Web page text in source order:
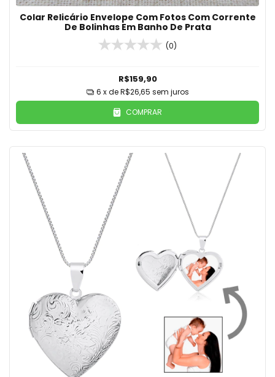
Colar Relicário Envelope Com Fotos Com Corrente
De Bolinhas Em Banho De Prata
(0)
R$159,90
6 x deR$26,65 sem juros
COMPRAR